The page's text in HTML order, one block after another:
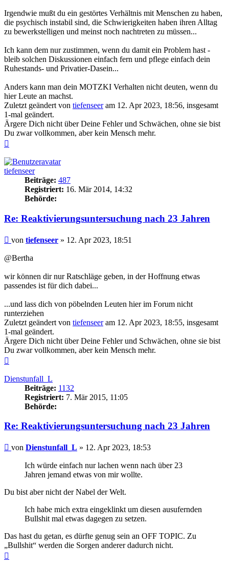
Irgendwie mußt du ein gestörtes Verhältnis mit Menschen zu haben,
die psychisch instabil sind, die Schwierigkeiten haben ihren Alltag
zu bewerkstelligen und meinst noch nachtreten zu müssen...
Ich kann dem nur zustimmen, wenn du damit ein Problem hast -
bleib solchen Diskussionen einfach fern und pflege einfach dein
Ruhestands- und Privatier-Dasein...
Anders kann man dein MOTZKI Verhalten nicht deuten, wenn du
hier Leute an machst.
Zuletzt geändert von tiefenseeram 12. Apr 2023, 18:56, insgesamt
1-mal geändert.
Ärgere Dich nicht über Deine Fehler und Schwächen, ohne sie bist
Du zwar vollkommen, aber kein Mensch mehr.
tiefenseer
Beiträge: 487
Registriert: 16. Mär 2014, 14:32
Behörde:
Re: Reaktivierungsuntersuchung nach 23 Jahren
Beitrag
von tiefenseer » 12. Apr 2023, 18:51
@Bertha
wir können dir nur Ratschläge geben, in der Hoffnung etwas
passendes ist für dich dabei...
...und lass dich von pöbelnden Leuten hier im Forum nicht
runterziehen
Zuletzt geändert von tiefenseeram 12. Apr 2023, 18:55, insgesamt
1-mal geändert.
Ärgere Dich nicht über Deine Fehler und Schwächen, ohne sie bist
Du zwar vollkommen, aber kein Mensch mehr.
Dienstunfall_L
Beiträge: 1132
Registriert: 7. Mär 2015, 11:05
Behörde:
Re: Reaktivierungsuntersuchung nach 23 Jahren
Beitrag
von Dienstunfall_L » 12. Apr 2023, 18:53
Ich würde einfach nur lachen wenn nach über 23
Jahren jemand etwas von mir wollte.
Du bist aber nicht der Nabel der Welt.
Ich habe mich extra eingeklinkt um diesen ausufernden
Bullshit mal etwas dagegen zu setzen.
Das hast du getan, es dürfte genug sein an OFF TOPIC. Zu
„Bullshit“ werden die Sorgen anderer dadurch nicht.